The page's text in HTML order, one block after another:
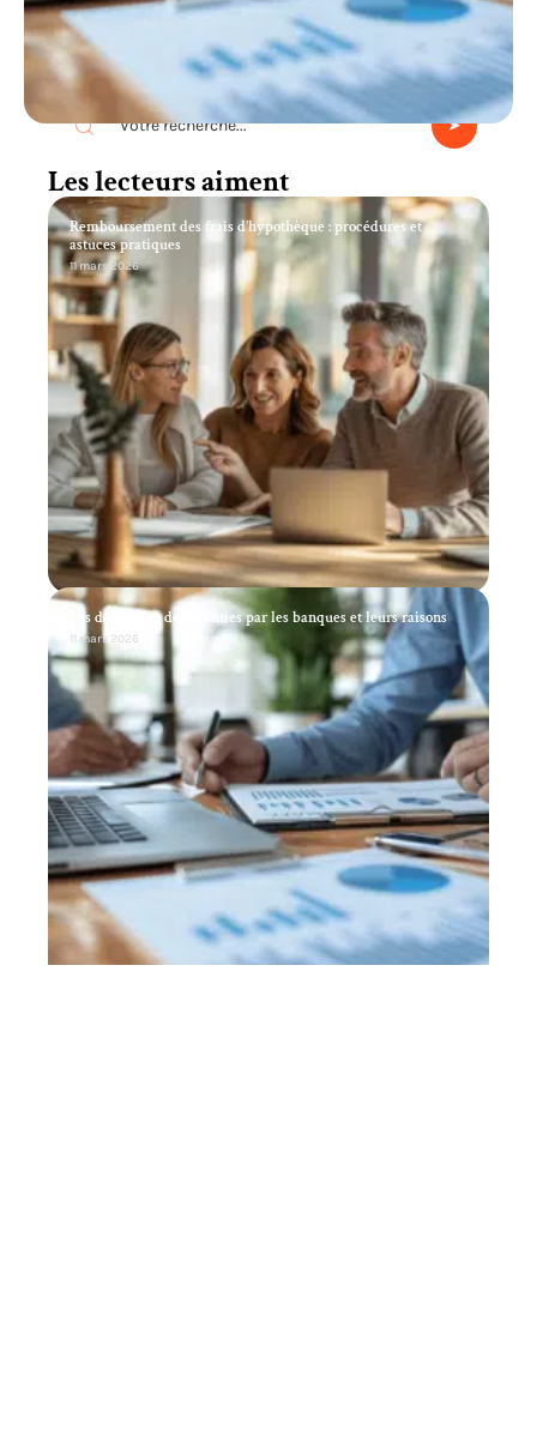
Recherche
Les lecteurs aiment
Remboursement des frais d’hypothèque : procédures et
astuces pratiques
11 mars 2026
Les demandes de garanties par les banques et leurs raisons
11 mars 2026